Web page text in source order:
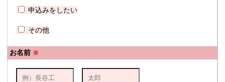
申込みをしたい
その他
お名前 ※